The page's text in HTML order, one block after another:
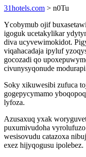
31hotels.com > n0Tu
Ycobymub ojif
igoguk ucetakylikar
diva ucyvewimokidot.
viqahacadaja ipyluf
gocozadi qo
civunysyqonude
Soky xikuwesibi zufuca
gogepycymamo
lyfoza.
Azusaxuq yxak
puxumivudoha
wesisovudu catazoxa
exez hijyqogusu ipolebez.